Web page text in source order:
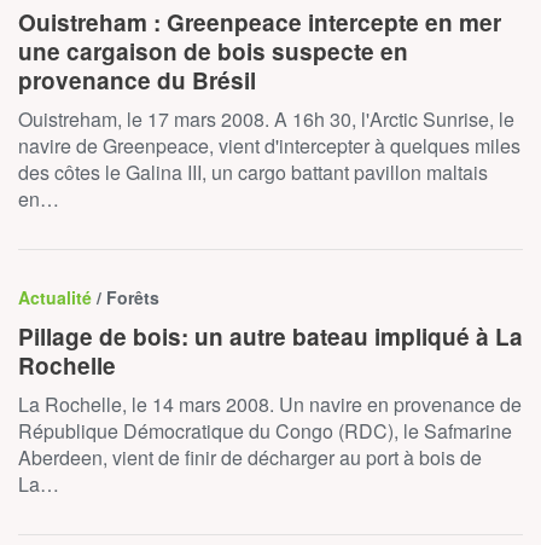
Ouistreham : Greenpeace intercepte en mer
une cargaison de bois suspecte en
provenance du Brésil
Ouistreham, le 17 mars 2008. A 16h 30, l'Arctic Sunrise, le
navire de Greenpeace, vient d'intercepter à quelques miles
des côtes le Galina III, un cargo battant pavillon maltais
en…
Actualité / Forêts
Pillage de bois: un autre bateau impliqué à La
Rochelle
La Rochelle, le 14 mars 2008. Un navire en provenance de
République Démocratique du Congo (RDC), le Safmarine
Aberdeen, vient de finir de décharger au port à bois de
La…